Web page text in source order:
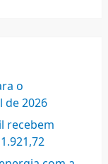
o
2026
recebem